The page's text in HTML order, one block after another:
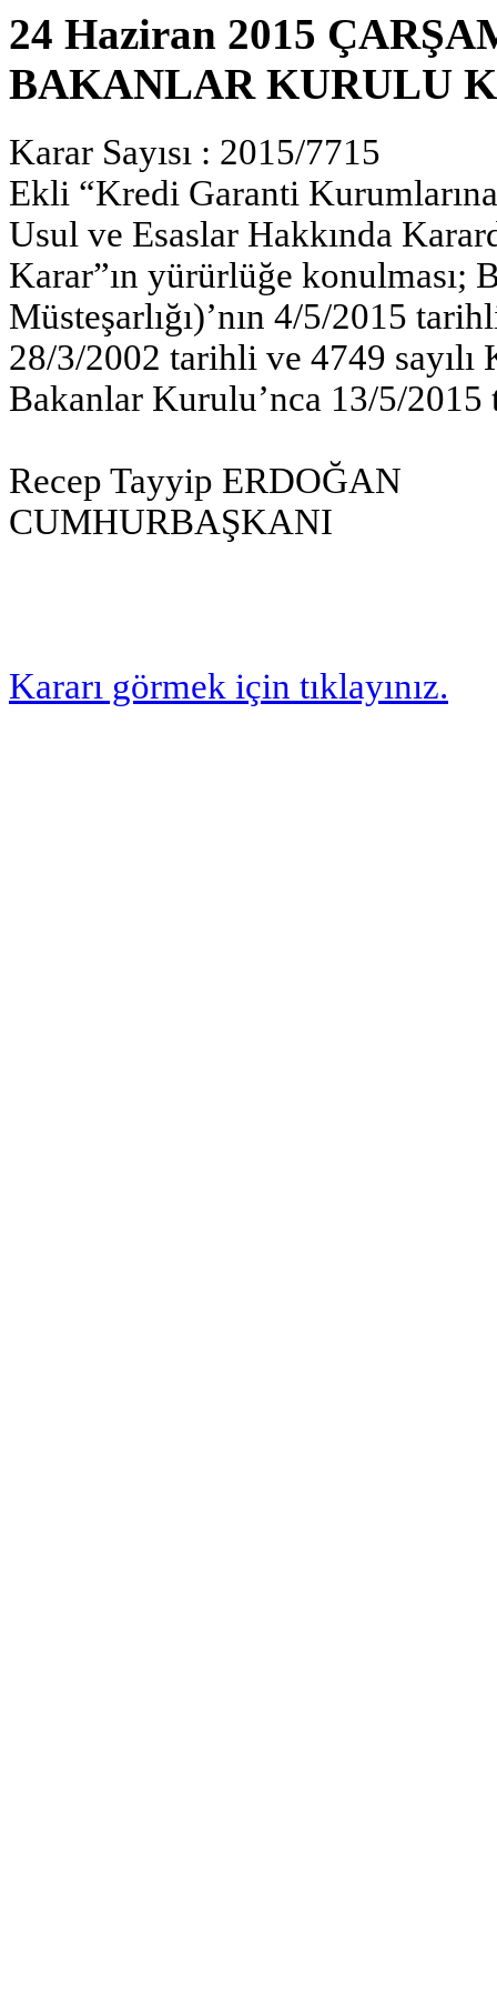
24 Haziran 2015
BAKANLAR KURULU
Karar Sayısı : 2015/7715
Ekli “Kredi Garanti
Usul ve Esaslar Hakkında
Karar”ın yürürlüğe konulması;
Müsteşarlığı)’nın 4/5/2015
28/3/2002 tarihli ve 4749
Bakanlar Kurulu’nca 13/5/2015
Recep Tayyip ERDOĞAN
CUMHURBAŞKANI
Kararı görmek için tıklayınız.